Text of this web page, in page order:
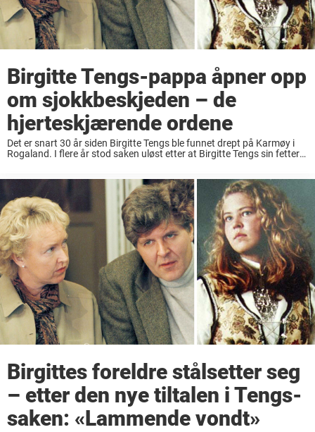
Birgitte Tengs-pappa åpner opp
om sjokkbeskjeden – de
hjerteskjærende ordene
Det er snart 30 år siden Birgitte Tengs ble funnet drept på Karmøy i
Rogaland. I flere år stod saken uløst etter at Birgitte Tengs sin fetter
Birgittes foreldre stålsetter seg
– etter den nye tiltalen i Tengs-
saken: «Lammende vondt»